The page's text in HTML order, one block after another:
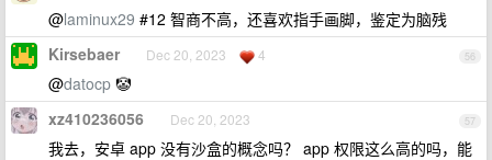
@laminux29 #12 智商不高，还喜欢指手画脚，鉴定为脑残
56
Kirsebaer Dec 20, 2023 4
@datocp 🤡
57
xz410236056 Dec 20, 2023
我去，安卓 app 没有沙盒的概念吗？ app 权限这么高的吗，能